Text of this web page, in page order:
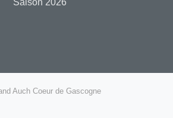
Saison 2026
Auch Coeur de Gascogne